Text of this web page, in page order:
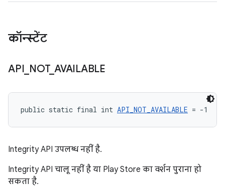
कॉन्स्टेंट
API NOT_ AVAILABLE
public static final int API_NOT_AVAILABLE = -1
Integrity API उपलब्ध नहीं है.
Integrity API चालू नहीं है या Play Store का वर्शन पुराना हो
सकता है.